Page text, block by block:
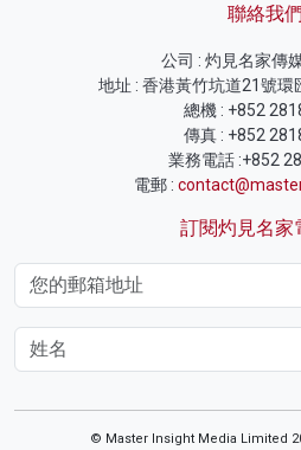
聯絡我們
公司 : 灼見名家傳
地址 : 香港黃竹坑道21號
總機 : +852
傳真 : +852
業務電話 :+852
電郵 :
訂閱灼見名家
© Master Insight Media Limited